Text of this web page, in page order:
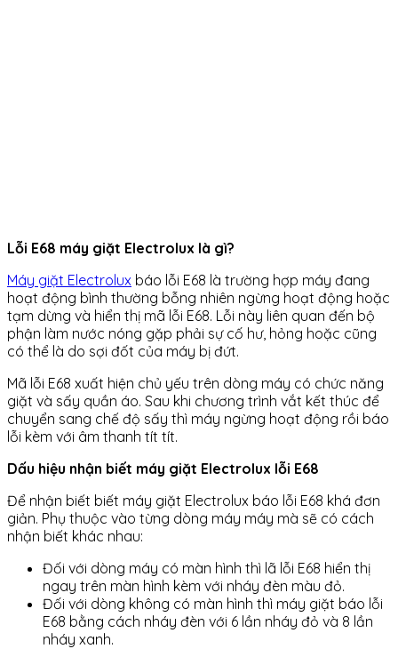
Lỗi E68 máy giặt Electrolux là gì?
Máy giặt Electrolux báo lỗi E68 là trường hợp máy đang
hoạt động bình thường bỗng nhiên ngừng hoạt động hoặc
tạm dừng và hiển thị mã lỗi E68. Lỗi này liên quan đến bộ
phận làm nước nóng gặp phải sự cố hư, hỏng hoặc cũng
có thể là do sợi đốt của máy bị đứt.
Mã lỗi E68 xuất hiện chủ yếu trên dòng máy có chức năng
giặt và sấy quần áo. Sau khi chương trình vắt kết thúc để
chuyển sang chế độ sấy thì máy ngừng hoạt động rồi báo
lỗi kèm với âm thanh tít tít.
Dấu hiệu nhận biết máy giặt Electrolux lỗi E68
Để nhận biết biết máy giặt Electrolux báo lỗi E68 khá đơn
giản. Phụ thuộc vào từng dòng máy máy mà sẽ có cách
nhận biết khác nhau:
Đối với dòng máy có màn hình thì lã lỗi E68 hiển thị
ngay trên màn hình kèm với nháy đèn màu đỏ.
Đối với dòng không có màn hình thì máy giặt báo lỗi
E68 bằng cách nháy đèn với 6 lần nháy đỏ và 8 lần
nháy xanh.